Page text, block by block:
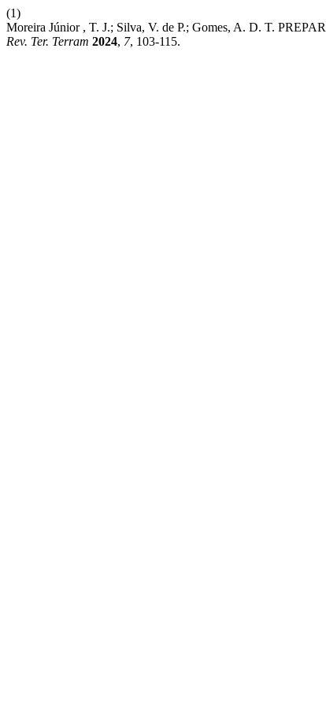
(1)
Moreira Júnior , T. J.; Silva, V. de P.; Gomes, A. D. T.
Rev. Ter. Terram 2024, 7, 103-115.